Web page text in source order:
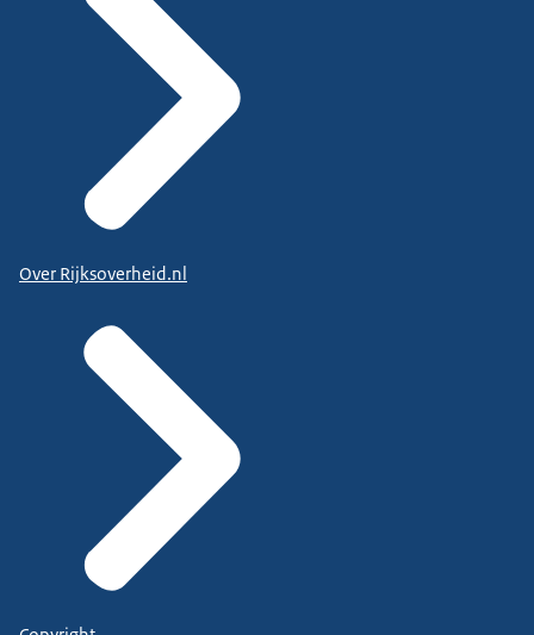
Over Rijksoverheid.nl